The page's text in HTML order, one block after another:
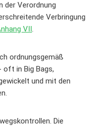
der Verordnung
Verbringung
VII.
ordnungsgemäß
oft in Big Bags,
und mit den
Die